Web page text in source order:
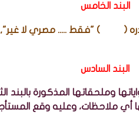
البند الخامس
وقدره ( ) "فقط ..... مصري لا غير"
البند السادس
وملحقاتها المذكورة بالبند
أي ملاحظات، وعليه وقع